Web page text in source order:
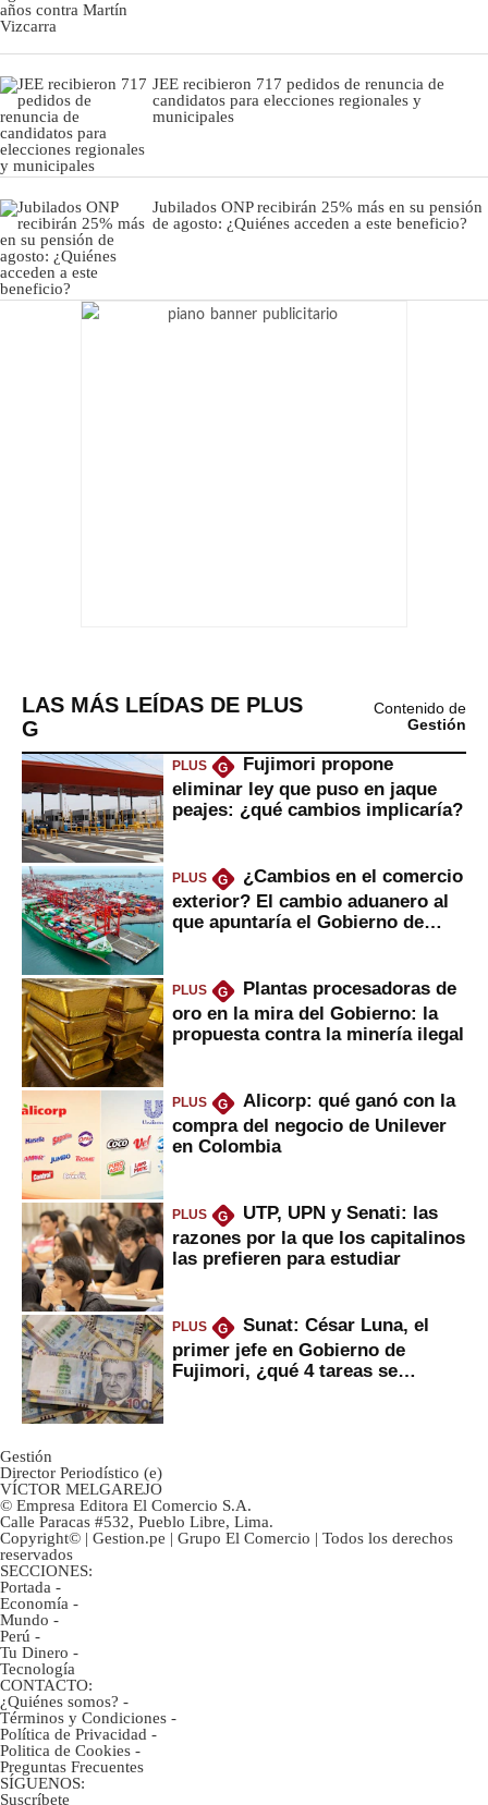
JEE recibieron 717 pedidos de renuncia de
candidatos para elecciones regionales y
municipales
Jubilados ONP recibirán 25% más en su pensión
de agosto: ¿Quiénes acceden a este beneficio?
LAS MÁS LEÍDAS DE PLUS
G
Contenido de
Gestión
PLUS G
Fujimori propone
eliminar ley que puso en jaque
peajes: ¿qué cambios implicaría?
PLUS G
¿Cambios en el comercio
exterior? El cambio aduanero al
que apuntaría el Gobierno de
PLUS G
Plantas procesadoras de
oro en la mira del Gobierno: la
propuesta contra la minería ilegal
PLUS G
Alicorp: qué ganó con la
compra del negocio de Unilever
en Colombia
PLUS G
UTP, UPN y Senati: las
razones por la que los capitalinos
las prefieren para estudiar
PLUS G
Sunat: César Luna, el
primer jefe en Gobierno de
Fujimori, ¿qué 4 tareas se
Gestión
Director Periodístico (e)
VÍCTOR MELGAREJO
© Empresa Editora El Comercio S.A.
Calle Paracas #532, Pueblo Libre, Lima.
Copyright© | Gestion.pe | Grupo El Comercio | Todos los derechos
reservados
SECCIONES:
Portada -
Economía -
Mundo -
Perú -
Tu Dinero -
Tecnología
CONTACTO:
¿Quiénes somos? -
Términos y Condiciones -
Política de Privacidad -
Politica de Cookies -
Preguntas Frecuentes
SÍGUENOS:
Suscríbete